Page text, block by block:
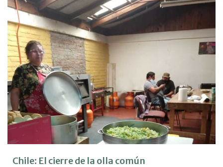
Chile: El cierre de la olla común